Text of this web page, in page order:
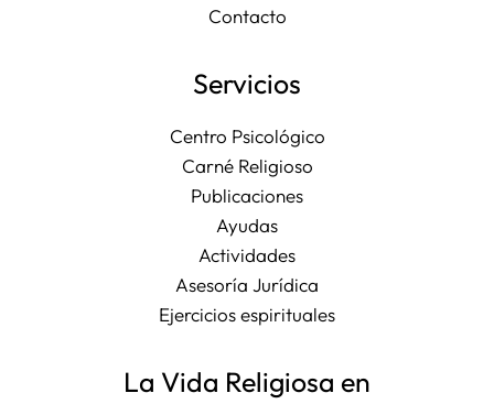
Contacto
Servicios
Centro Psicológico
Carné Religioso
Publicaciones
Ayudas
Actividades
Asesoría Jurídica
Ejercicios espirituales
La Vida Religiosa en